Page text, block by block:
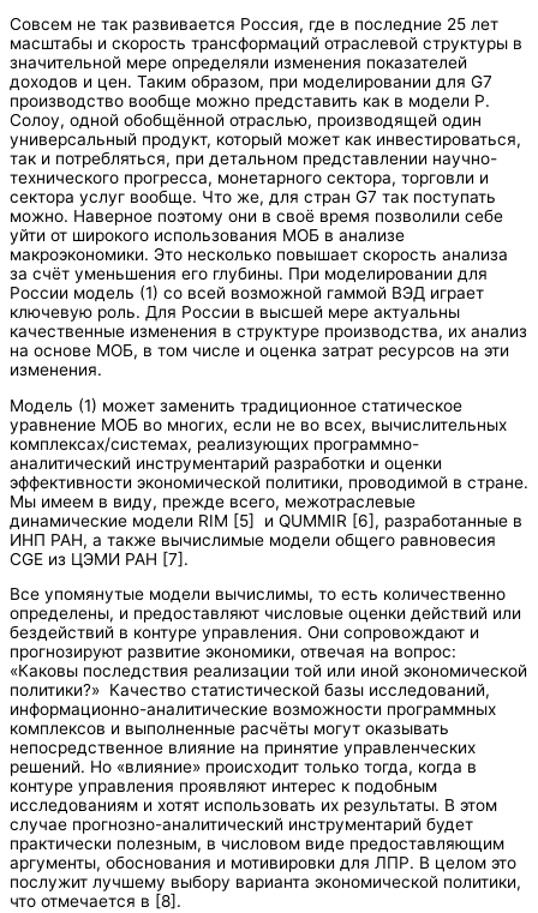
Совсем не так развивается Россия, где в последние 25 лет
масштабы и скорость трансформаций отраслевой структуры в
значительной мере определяли изменения показателей
доходов и цен. Таким образом, при моделировании для G7
производство вообще можно представить как в модели Р.
Солоу, одной обобщённой отраслью, производящей один
универсальный продукт, который может как инвестироваться,
так и потребляться, при детальном представлении научно-
технического прогресса, монетарного сектора, торговли и
сектора услуг вообще. Что же, для стран G7 так поступать
можно. Наверное поэтому они в своё время позволили себе
уйти от широкого использования МОБ в анализе
макроэкономики. Это несколько повышает скорость анализа
за счёт уменьшения его глубины. При моделировании для
России модель (1) со всей возможной гаммой ВЭД играет
ключевую роль. Для России в высшей мере актуальны
качественные изменения в структуре производства, их анализ
на основе МОБ, в том числе и оценка затрат ресурсов на эти
изменения.
Модель (1) может заменить традиционное статическое
уравнение МОБ во многих, если не во всех, вычислительных
комплексах/системах, реализующих программно-
аналитический инструментарий разработки и оценки
эффективности экономической политики, проводимой в стране.
Мы имеем в виду, прежде всего, межотраслевые
динамические модели RIM [5] и QUMMIR [6], разработанные в
ИНП РАН, а также вычислимые модели общего равновесия
CGE из ЦЭМИ РАН [7].
Все упомянутые модели вычислимы, то есть количественно
определены, и предоставляют числовые оценки действий или
бездействий в контуре управления. Они сопровождают и
прогнозируют развитие экономики, отвечая на вопрос:
«Каковы последствия реализации той или иной экономической
политики?» Качество статистической базы исследований,
информационно-аналитические возможности программных
комплексов и выполненные расчёты могут оказывать
непосредственное влияние на принятие управленческих
решений. Но «влияние» происходит только тогда, когда в
контуре управления проявляют интерес к подобным
исследованиям и хотят использовать их результаты. В этом
случае прогнозно-аналитический инструментарий будет
практически полезным, в числовом виде предоставляющим
аргументы, обоснования и мотивировки для ЛПР. В целом это
послужит лучшему выбору варианта экономической политики,
что отмечается в [8].